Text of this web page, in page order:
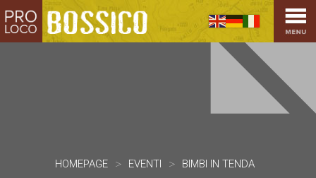
HOME
PRO LOCO
SPORT
HOMEPAGE > EVENTI > BIMBI IN TENDA